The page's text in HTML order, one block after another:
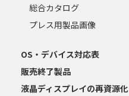
総合カタログ
プレス用製品画像
OS・デバイス対応表
販売終了製品
液晶ディスプレイの再資源化